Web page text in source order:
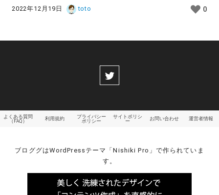
2022年12月19日 toto 0
よくある質問
（FAQ）
利用規約
プライバシー
ポリシー
サイトポリシ
ー
お問い合わせ 運営者情報
ブロググはWordPressテーマ「Nishiki Pro」で作られていま
す。